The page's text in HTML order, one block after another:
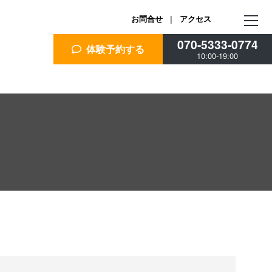
お問合せ | アクセス
体験予約する 070-5333-0774
10:00-19:00